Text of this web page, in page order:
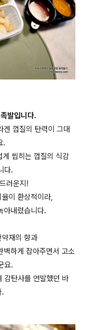
발입니다.
겐 껍질의 탄력이 그대
.
게 씹히는 껍질의 식감
다.
러운지!
이 환상적이라,
아내렸습니다.
재의 향과
벽하게 잡아주면서 고소
요.
감탄사를 연발했던 바
.